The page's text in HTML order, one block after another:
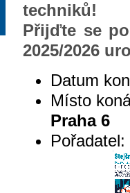
techniků!
Přijďte se
2025/2026
Datum
Místo
Praha 6
Pořadatel: